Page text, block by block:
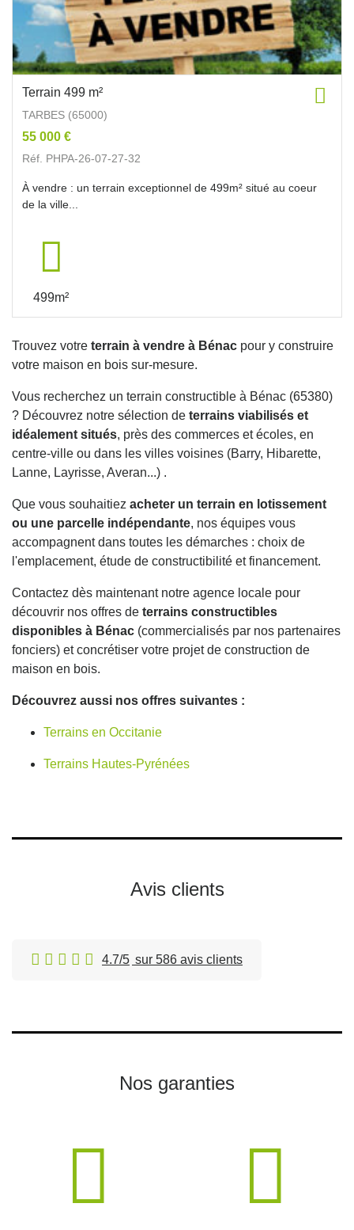
Terrain 499 m²
TARBES (65000)
55 000 €
Réf. PHPA-26-07-27-32
À vendre : un terrain exceptionnel de 499m² situé au coeur
de la ville...
499m²
Trouvez votre terrain à vendre à Bénac pour y construire
votre maison en bois sur-mesure.
Vous recherchez un terrain constructible à Bénac (65380)
? Découvrez notre sélection de terrains viabilisés et
idéalement situés, près des commerces et écoles, en
centre-ville ou dans les villes voisines (Barry, Hibarette,
Lanne, Layrisse, Averan...) .
Que vous souhaitiez acheter un terrain en lotissement
ou une parcelle indépendante, nos équipes vous
accompagnent dans toutes les démarches : choix de
l'emplacement, étude de constructibilité et financement.
Contactez dès maintenant notre agence locale pour
découvrir nos offres de terrains constructibles
disponibles à Bénac (commercialisés par nos partenaires
fonciers) et concrétiser votre projet de construction de
maison en bois.
Découvrez aussi nos offres suivantes :
Terrains en Occitanie
Terrains Hautes-Pyrénées
Avis clients
4.7/5 sur 586 avis clients
Nos garanties